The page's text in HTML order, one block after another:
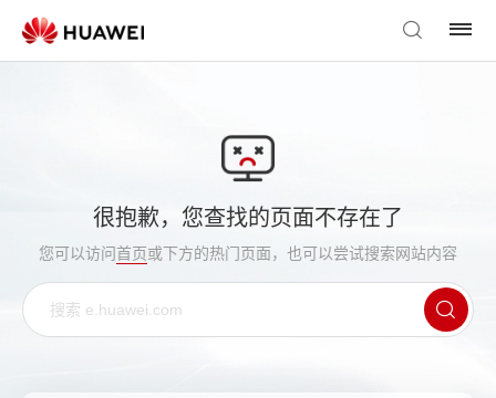
很抱歉，您查找的页面不存在了
您可以访问首页或下方的热门页面，也可以尝试搜索网站内容